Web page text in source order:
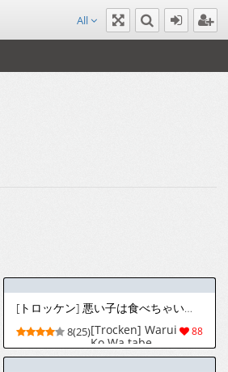
All
[トロッケン] 悪い子は食べちゃいます♡
88
8(25)[Trocken] Warui
Ko Wa tabe
Chaimasu ♡